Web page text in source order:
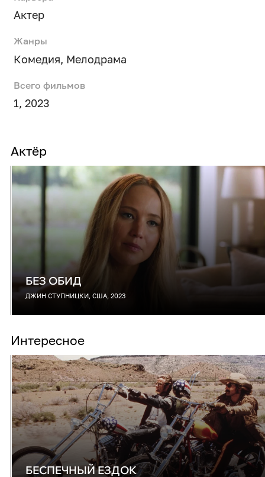
Актер
Жанры
Комедия, Мелодрама
Всего фильмов
1, 2023
Актёр
БЕЗ ОБИД
ДЖИН СТУПНИЦКИ, США, 2023
Интересное
БЕСПЕЧНЫЙ ЕЗДОК